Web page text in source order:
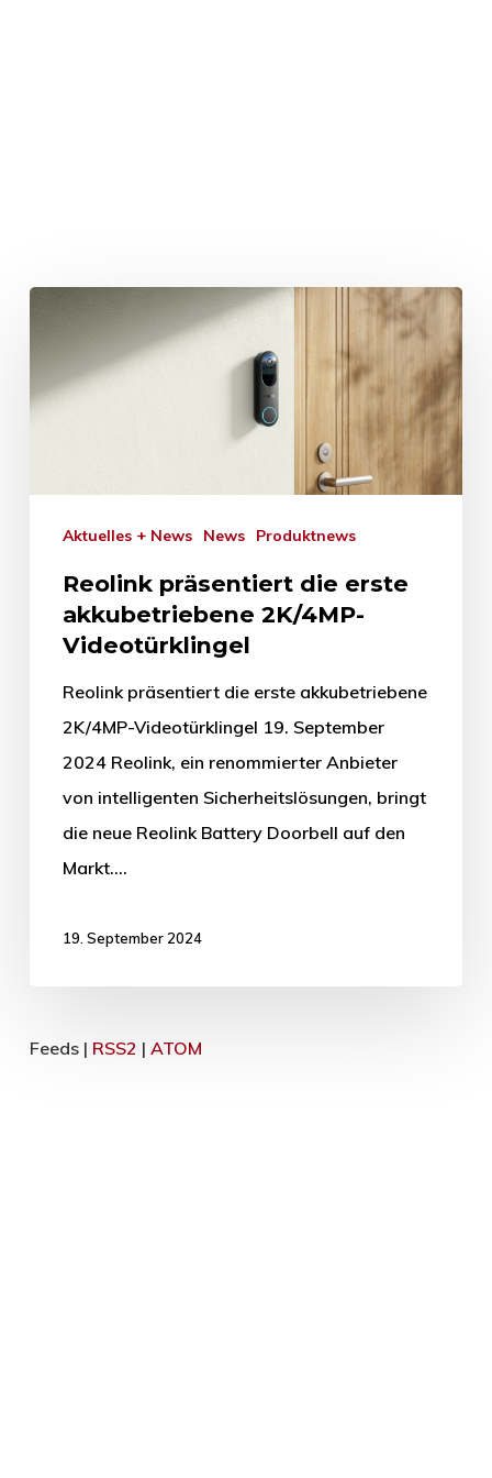
Aktuelles + News News Produktnews
Reolink präsentiert die erste
akkubetriebene 2K/4MP-
Videotürklingel
Reolink präsentiert die erste akkubetriebene
2K/4MP-Videotürklingel 19. September
2024 Reolink, ein renommierter Anbieter
von intelligenten Sicherheitslösungen, bringt
die neue Reolink Battery Doorbell auf den
Markt.…
19. September 2024
Feeds | RSS2 | ATOM